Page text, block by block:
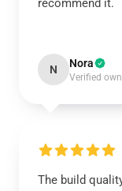
recommend it.
N Nora
Verified
The build